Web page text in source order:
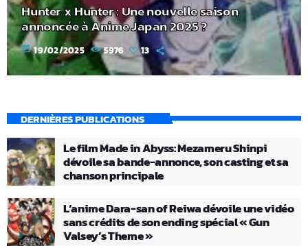
Hunter x Hunter : Une nouvelle saison
annoncée à Anime Japan 2025 ?
today 19/02/2025 5976 13
DERNIÈRES PUBLICATIONS
Le film Made in Abyss: Mezameru Shinpi
dévoile sa bande-annonce, son casting et sa
chanson principale
L’anime Dara-san of Reiwa dévoile une vidéo
sans crédits de son ending spécial « Gun
Valsey’s Theme »